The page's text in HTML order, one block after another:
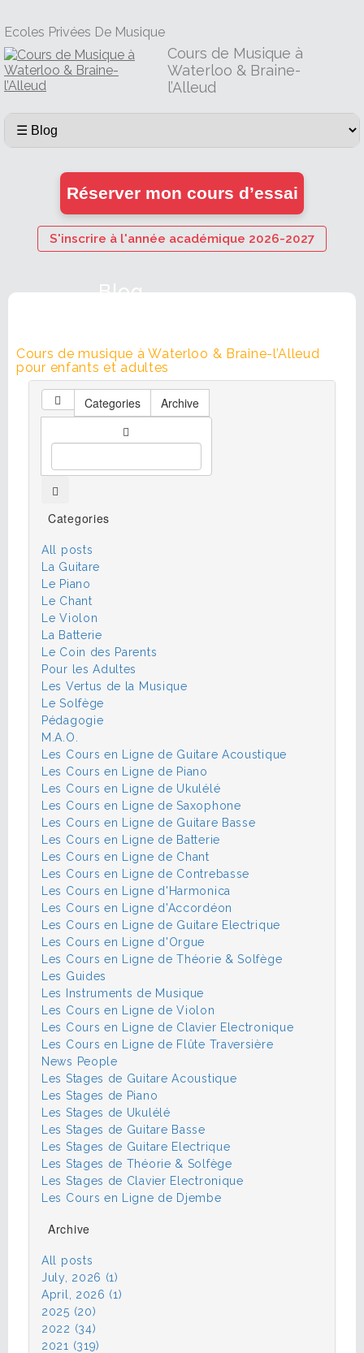
Ecoles Privées De Musique
Cours de Musique à
Waterloo & Braine-
l’Alleud
Réserver mon cours d’essai
S'inscrire à l'année académique 2026-2027
Blog
Cours de musique à Waterloo & Braine-l’Alleud
pour enfants et adultes
Categories Archive
Categories
All posts
La Guitare
Le Piano
Le Chant
Le Violon
La Batterie
Le Coin des Parents
Pour les Adultes
Les Vertus de la Musique
Le Solfège
Pédagogie
M.A.O.
Les Cours en Ligne de Guitare Acoustique
Les Cours en Ligne de Piano
Les Cours en Ligne de Ukulélé
Les Cours en Ligne de Saxophone
Les Cours en Ligne de Guitare Basse
Les Cours en Ligne de Batterie
Les Cours en Ligne de Chant
Les Cours en Ligne de Contrebasse
Les Cours en Ligne d'Harmonica
Les Cours en Ligne d'Accordéon
Les Cours en Ligne de Guitare Electrique
Les Cours en Ligne d'Orgue
Les Cours en Ligne de Théorie & Solfège
Les Guides
Les Instruments de Musique
Les Cours en Ligne de Violon
Les Cours en Ligne de Clavier Electronique
Les Cours en Ligne de Flûte Traversière
News People
Les Stages de Guitare Acoustique
Les Stages de Piano
Les Stages de Ukulélé
Les Stages de Guitare Basse
Les Stages de Guitare Electrique
Les Stages de Théorie & Solfège
Les Stages de Clavier Electronique
Les Cours en Ligne de Djembe
Archive
All posts
July, 2026 (1)
April, 2026 (1)
2025 (20)
2022 (34)
2021 (319)